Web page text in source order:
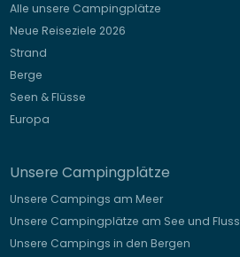
Spanisch
Alle unsere Campingplätze
Neue Reiseziele 2026
Strand
Berge
Seen & Flüsse
Europa
Unsere Campingplätze
Unsere Campings am Meer
Unsere Campingplätze am See und Fluss
Unsere Campings in den Bergen